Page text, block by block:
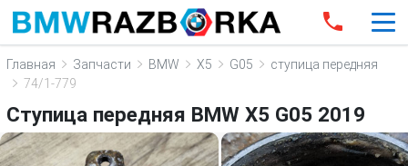
Главная Запчасти BMW X5 G05
ступица передняя
74/1-779
Ступица передняя BMW X5 G05 2019